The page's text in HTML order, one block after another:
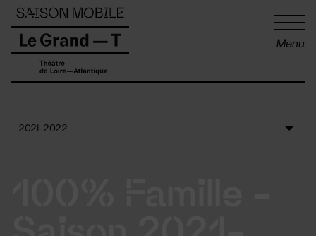
Menu
Panneau de gestion des cookies